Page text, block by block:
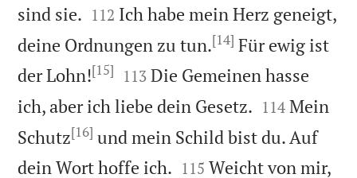
sind sie. 

112 Ich habe mein Herz geneigt,
deine Ordnungen zu tun.[14] Für ewig ist
der Lohn![15] 

113 Die Gemeinen hasse
ich, aber ich liebe dein Gesetz. 

114 Mein
Schutz[16] und mein Schild bist du. Auf
dein Wort hoffe ich. 

115 Weicht von mir,